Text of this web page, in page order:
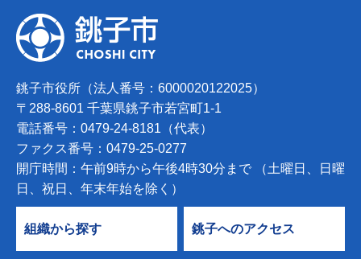
銚子市役所（法人番号：6000020122025）
〒288-8601 千葉県銚子市若宮町1-1
電話番号：0479-24-8181（代表）
ファクス番号：0479-25-0277
開庁時間：午前9時から午後4時30分まで （土曜日、日曜
日、祝日、年末年始を除く）
組織から探す 銚子へのアクセス